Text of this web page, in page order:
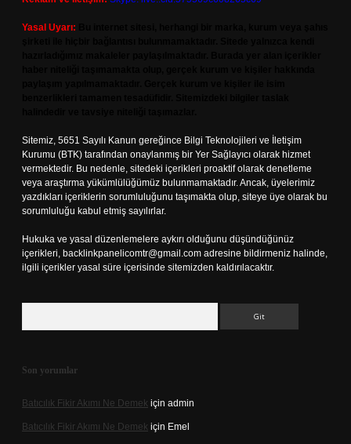
Yasal Uyarı:
Sitemiz, 5651 Sayılı Kanun gereğince Bilgi Teknolojileri ve İletişim
Kurumu (BTK) tarafından onaylanmış bir Yer Sağlayıcı olarak hizmet
vermektedir. Bu nedenle, sitedeki içerikleri proaktif olarak denetleme
veya araştırma yükümlülüğümüz bulunmamaktadır. Ancak, üyelerimiz
yazdıkları içeriklerin sorumluluğunu taşımakta olup, siteye üye olarak bu
sorumluluğu kabul etmiş sayılırlar.
Hukuka ve yasal düzenlemelere aykırı olduğunu düşündüğünüz
içerikleri, backlinkpanelicomtr@gmail.com adresine bildirmeniz halinde,
ilgili içerikler yasal süre içerisinde sitemizden kaldırılacaktır.
Son yorumlar
Batıcılık Fikir Akımı Ne Demek için admin
Batıcılık Fikir Akımı Ne Demek için Emel